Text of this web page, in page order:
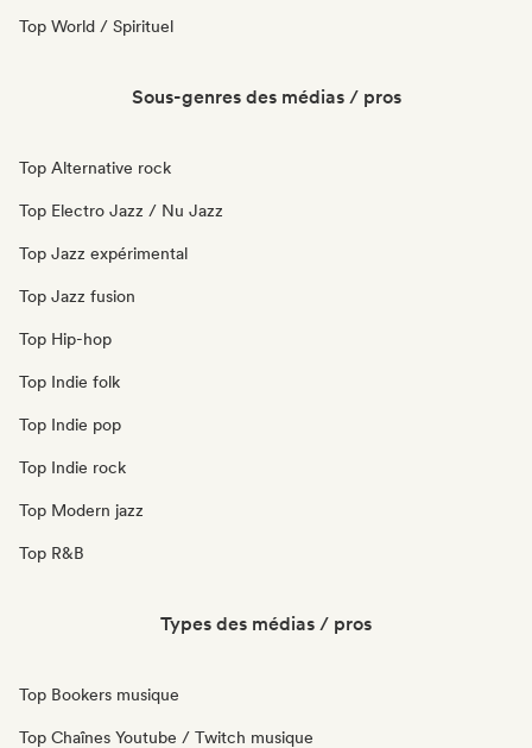
Top World / Spirituel
Sous-genres des médias / pros
Top Alternative rock
Top Electro Jazz / Nu Jazz
Top Jazz expérimental
Top Jazz fusion
Top Hip-hop
Top Indie folk
Top Indie pop
Top Indie rock
Top Modern jazz
Top R&B
Types des médias / pros
Top Bookers musique
Top Chaînes Youtube / Twitch musique